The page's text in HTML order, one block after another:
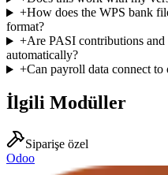
+How does the WPS bank
format?
+Are PASI contributions
automatically?
+Can payroll data connect to
İlgili Modüller
Siparişe özel
Odoo